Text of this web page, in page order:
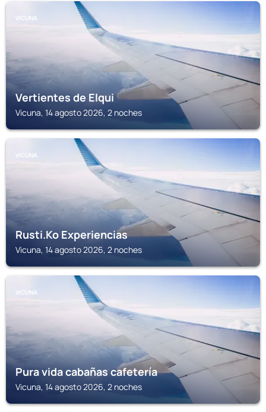
VICUNA
Vertientes de Elqui
Vicuna, 14 agosto 2026, 2 noches
VICUNA
Rusti.Ko Experiencias
Vicuna, 14 agosto 2026, 2 noches
VICUNA
Pura vida cabañas cafetería
Vicuna, 14 agosto 2026, 2 noches